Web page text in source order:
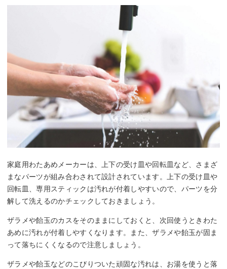
家庭用わたあめメーカーは、上下の受け皿や回転皿など、さまざ
まなパーツが組み合わされて設計されています。上下の受け皿や
回転皿、専用スティックは汚れが付着しやすいので、パーツを分
解して洗えるのかチェックしておきましょう。
ザラメや飴玉のカスをそのままにしておくと、次回使うときわた
あめに汚れが付着しやすくなります。また、ザラメや飴玉が固ま
って落ちにくくなるので注意しましょう。
ザラメや飴玉などのこびりついた頑固な汚れは、お湯を使うと落